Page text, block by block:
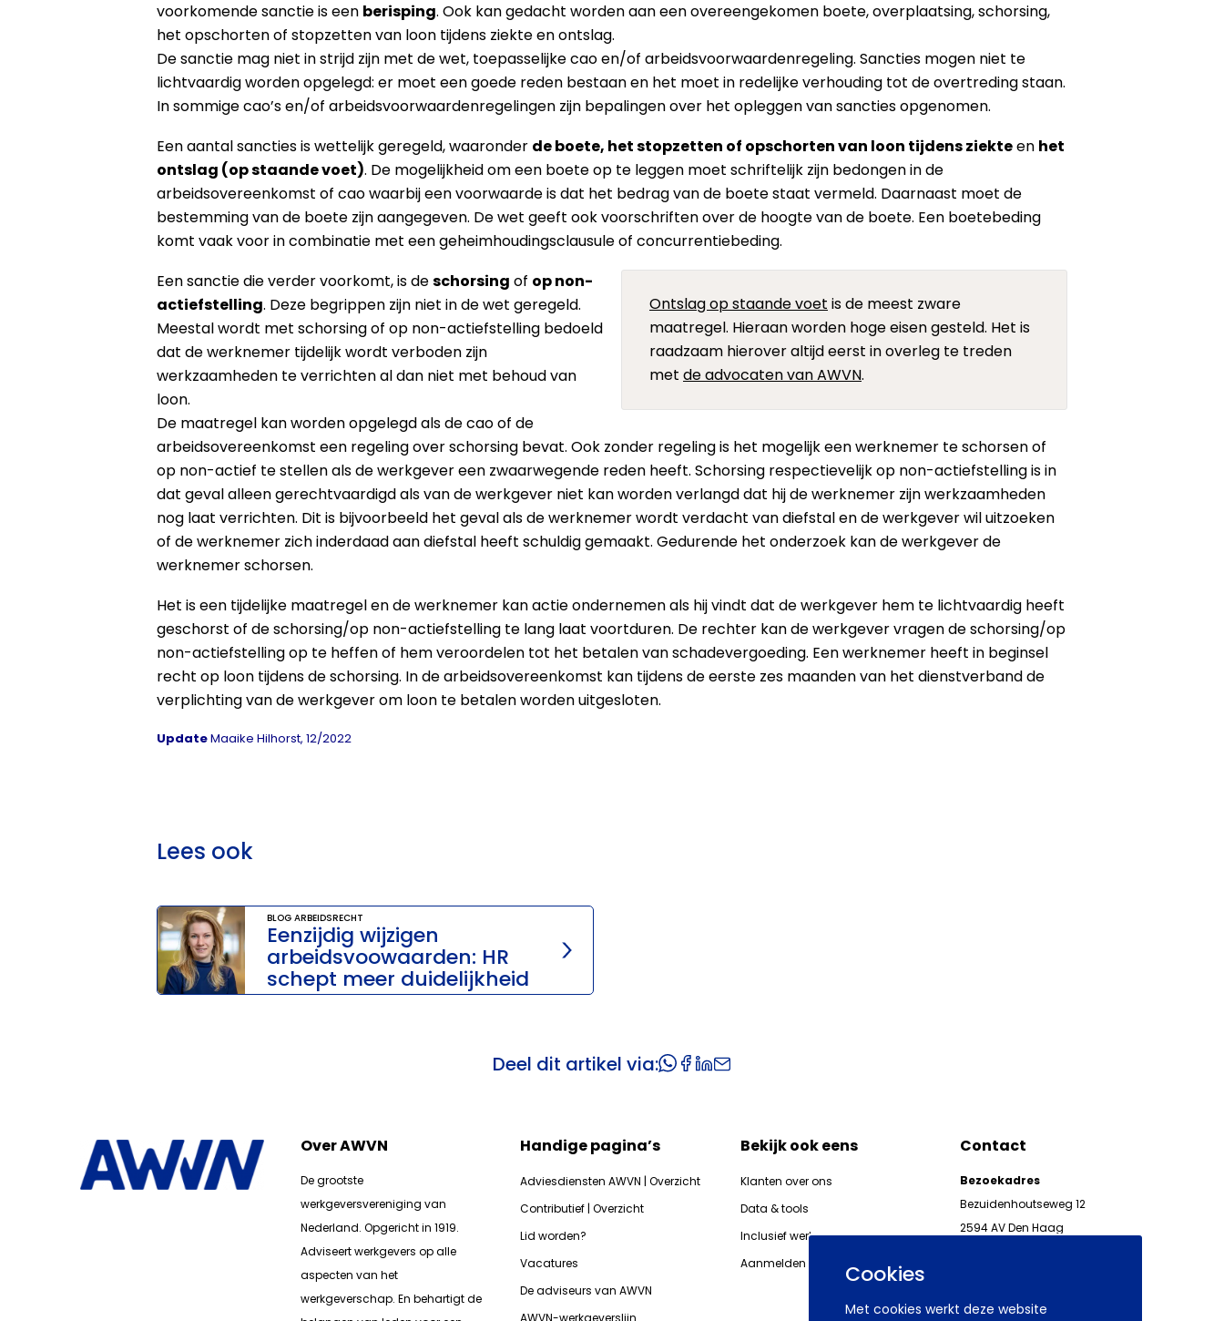
Cookies
Met cookies werkt deze website
voorkomende sanctie is een berisping. Ook kan gedacht worden aan een overeengekomen boete, overplaatsing, schorsing,
het opschorten of stopzetten van loon tijdens ziekte en ontslag.
De sanctie mag niet in strijd zijn met de wet, toepasselijke cao en/of arbeidsvoorwaardenregeling. Sancties mogen niet te
lichtvaardig worden opgelegd: er moet een goede reden bestaan en het moet in redelijke verhouding tot de overtreding staan.
In sommige cao’s en/of arbeidsvoorwaardenregelingen zijn bepalingen over het opleggen van sancties opgenomen.
Een aantal sancties is wettelijk geregeld, waaronder de boete, het stopzetten of opschorten van loon tijdens ziekteen het
ontslag (op staande voet). De mogelijkheid om een boete op te leggen moet schriftelijk zijn bedongen in de
arbeidsovereenkomst of cao waarbij een voorwaarde is dat het bedrag van de boete staat vermeld. Daarnaast moet de
bestemming van de boete zijn aangegeven. De wet geeft ook voorschriften over de hoogte van de boete. Een boetebeding
komt vaak voor in combinatie met een geheimhoudingsclausule of concurrentiebeding.
Ontslag op staande voet is de meest zware
maatregel. Hieraan worden hoge eisen gesteld. Het is
raadzaam hierover altijd eerst in overleg te treden
met de advocaten van AWVN.
Een sanctie die verder voorkomt, is deschorsing of op non-
actiefstelling. Deze begrippen zijn niet in de wet geregeld.
Meestal wordt met schorsing of op non-actiefstelling bedoeld
dat de werknemer tijdelijk wordt verboden zijn
werkzaamheden te verrichten al dan niet met behoud van
loon.
De maatregel kan worden opgelegd als de cao of de
arbeidsovereenkomst een regeling over schorsing bevat. Ook zonder regeling is het mogelijk een werknemer te schorsen of
op non-actief te stellen als de werkgever een zwaarwegende reden heeft. Schorsing respectievelijk op non-actiefstelling is in
dat geval alleen gerechtvaardigd als van de werkgever niet kan worden verlangd dat hij de werknemer zijn werkzaamheden
nog laat verrichten. Dit is bijvoorbeeld het geval als de werknemer wordt verdacht van diefstal en de werkgever wil uitzoeken
of de werknemer zich inderdaad aan diefstal heeft schuldig gemaakt. Gedurende het onderzoek kan de werkgever de
werknemer schorsen.
Het is een tijdelijke maatregel en de werknemer kan actie ondernemen als hij vindt dat de werkgever hem te lichtvaardig heeft
geschorst of de schorsing/op non-actiefstelling te lang laat voortduren. De rechter kan de werkgever vragen de schorsing/op
non-actiefstelling op te heffen of hem veroordelen tot het betalen van schadevergoeding. Een werknemer heeft in beginsel
recht op loon tijdens de schorsing. In de arbeidsovereenkomst kan tijdens de eerste zes maanden van het dienstverband de
verplichting van de werkgever om loon te betalen worden uitgesloten.
UpdateMaaike Hilhorst, 12/2022
Lees ook
Eenzijdig wijzigen
arbeidsvoowaarden: HR
schept meer duidelijkheid
BLOG ARBEIDSRECHT
Deel dit artikel via:
Over AWVN
De grootste
werkgeversvereniging van
Nederland. Opgericht in 1919.
Adviseert werkgevers op alle
aspecten van het
werkgeverschap. En behartigt de
Handige pagina’s
Adviesdiensten AWVN | Overzicht
Contributief | Overzicht
Lid worden?
Vacatures
De adviseurs van AWVN
AWVN-werkgeverslijn
Bekijk ook eens
Klanten over ons
Data & tools
Inclusief werkgeven
Aanmelden nieuwsbrieven AWVN
Contact
Bezoekadres
Bezuidenhoutseweg 12
2594 AV Den Haag